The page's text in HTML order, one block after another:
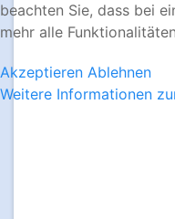
beachten Sie, dass bei
mehr alle
Akzeptieren Ablehnen
Weitere Informationen